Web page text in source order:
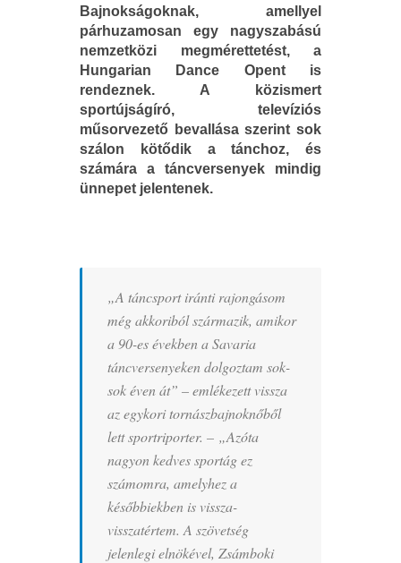
Bajnokságoknak, amellyel
párhuzamosan egy nagyszabású
nemzetközi megmérettetést, a
Hungarian Dance Opent is
rendeznek. A közismert
sportújságíró, televíziós
műsorvezető bevallása szerint sok
szálon kötődik a tánchoz, és
számára a táncversenyek mindig
ünnepet jelentenek.
„A táncsport iránti rajongásom
még akkoriból származik, amikor
a 90-es években a Savaria
táncversenyeken dolgoztam sok-
sok éven át” – emlékezett vissza
az egykori tornászbajnoknőből
lett sportriporter. – „Azóta
nagyon kedves sportág ez
számomra, amelyhez a
későbbiekben is vissza-
visszatértem. A szövetség
jelenlegi elnökével, Zsámboki